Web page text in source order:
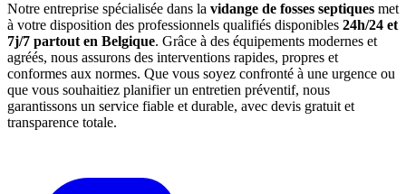
Notre entreprise spécialisée dans la vidange de fosses septiques met
à votre disposition des professionnels qualifiés disponibles 24h/24 et
7j/7 partout en Belgique. Grâce à des équipements modernes et
agréés, nous assurons des interventions rapides, propres et
conformes aux normes. Que vous soyez confronté à une urgence ou
que vous souhaitiez planifier un entretien préventif, nous
garantissons un service fiable et durable, avec devis gratuit et
transparence totale.